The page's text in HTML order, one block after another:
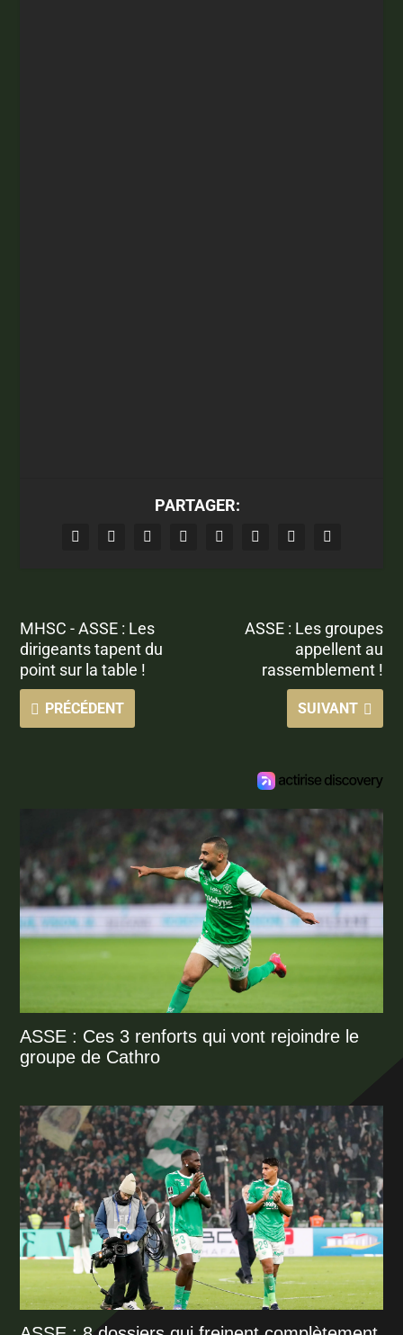
PARTAGER:
MHSC - ASSE : Les
dirigeants tapent du
point sur la table !
PRÉCÉDENT
ASSE : Les groupes
appellent au
rassemblement !
SUIVANT
ASSE : Ces 3 renforts qui vont rejoindre le
groupe de Cathro